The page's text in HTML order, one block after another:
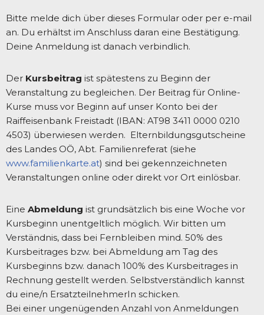
Bitte melde dich über dieses Formular oder per e-mail
an. Du erhältst im Anschluss daran eine Bestätigung.
Deine Anmeldung ist danach verbindlich.
Der Kursbeitrag ist spätestens zu Beginn der
Veranstaltung zu begleichen. Der Beitrag für Online-
Kurse muss vor Beginn auf unser Konto bei der
Raiffeisenbank Freistadt (IBAN: AT98 3411 0000 0210
4503) überwiesen werden. Elternbildungsgutscheine
des Landes OÖ, Abt. Familienreferat (siehe
www.familienkarte.at) sind bei gekennzeichneten
Veranstaltungen online oder direkt vor Ort einlösbar.
Eine Abmeldung ist grundsätzlich bis eine Woche vor
Kursbeginn unentgeltlich möglich. Wir bitten um
Verständnis, dass bei Fernbleiben mind. 50% des
Kursbeitrages bzw. bei Abmeldung am Tag des
Kursbeginns bzw. danach 100% des Kursbeitrages in
Rechnung gestellt werden. Selbstverständlich kannst
du eine/n ErsatzteilnehmerIn schicken.
Bei einer ungenügenden Anzahl von Anmeldungen